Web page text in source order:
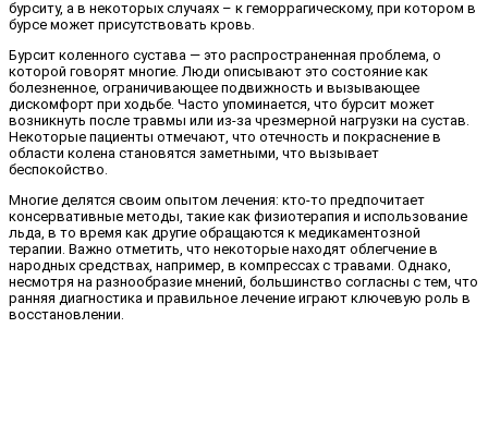
бурситу, а в некоторых случаях – к геморрагическому, при котором в
бурсе может присутствовать кровь.
Бурсит коленного сустава — это распространенная проблема, о
которой говорят многие. Люди описывают это состояние как
болезненное, ограничивающее подвижность и вызывающее
дискомфорт при ходьбе. Часто упоминается, что бурсит может
возникнуть после травмы или из-за чрезмерной нагрузки на сустав.
Некоторые пациенты отмечают, что отечность и покраснение в
области колена становятся заметными, что вызывает
беспокойство.
Многие делятся своим опытом лечения: кто-то предпочитает
консервативные методы, такие как физиотерапия и использование
льда, в то время как другие обращаются к медикаментозной
терапии. Важно отметить, что некоторые находят облегчение в
народных средствах, например, в компрессах с травами. Однако,
несмотря на разнообразие мнений, большинство согласны с тем, что
ранняя диагностика и правильное лечение играют ключевую роль в
восстановлении.